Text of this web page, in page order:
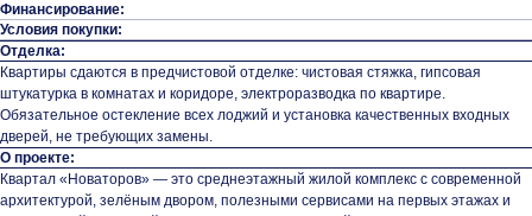
Финансирование:
Условия покупки:
Отделка:
Квартиры сдаются в предчистовой отделке: чистовая стяжка, гипсовая
штукатурка в комнатах и коридоре, электроразводка по квартире.
Обязательное остекление всех лоджий и установка качественных входных
дверей, не требующих замены.
О проекте:
Квартал «Новаторов» — это среднеэтажный жилой комплекс с современной
архитектурой, зелёным двором, полезными сервисами на первых этажах и